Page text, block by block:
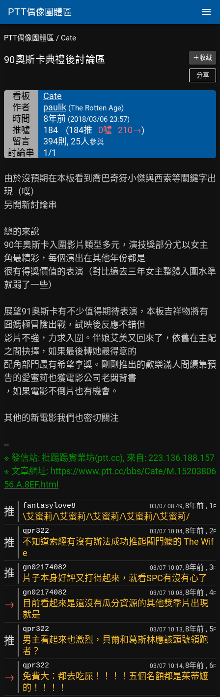
PTT偶像團體區
PTT偶像團體區 / Cate
90奧斯卡典禮後討論區 ＋收藏
分享
看板
Cate
作者
paulik (The Rotten Age)
時間 8年前 (2018/03/06 23:57)
推噓 184 (184推 0噓 210→)
留言
394則, 25人參與
討論串 1/1
由於沒預期在本板看到喬巴奇犽小傑與西索等關鍵字出
現（噗）
另開新討論串
總的來說
90年奧斯卡入圍影片類型多元，演技獎部分尤以女主
角最精彩，每個演出在其他年份都是
很有得獎價值的表演（對比過去三年女主整體入圍水準
就弱了一些）
展望91奧斯卡有不少值得期待表演，本板吉祥物將有
囧媽極冒險出戰，試映後反應不錯但
影片不強，力求入圍。伴娘艾美又回來了，依舊在主配
之間抉擇，如果最後轉她最得意的
配角部門最有希望拿獎。剛剛推出的歡樂滿人間續集預
告的愛蜜莉也獲電影公司老闆背書
，如果電影不倒片也有機會。
其他的新電影我們也密切關注
※ 發信站: 批踢踢實業坊(ptt.cc), 來自: 223.136.188.157
※ 文章網址: https://www.ptt.cc/bbs/Cate/M.15203806
56.A.8EF.html
推 fantasylove8 03/07 08:49, 8年前 , 1 F
\艾蜜莉/\艾蜜莉/\艾蜜莉/\艾蜜莉/\艾蜜莉/
推
qpr322 03/07 10:04, 8年前 , 2F
不知道索經有沒有辦法成功推起關門嬤的 The Wif
e
推 gn02174082 03/07 10:07, 8年前 , 3F
片子本身好評又打得起來，就看SPC有沒有心了
→
gn02174082 03/07 10:08, 8年前 , 4F
目前看起來是還沒有瓜分資源的其他獎季片出現
就是
推
qpr322 03/07 10:13, 8年前 , 5F
男主看起來也激烈，貝爾和葛斯林應該頭號領跑
者？
→
qpr322 03/07 10:14, 8年前 , 6F
免費大：都去吃屎！！！！五個名額都是茱蒂嬤
的！！！！